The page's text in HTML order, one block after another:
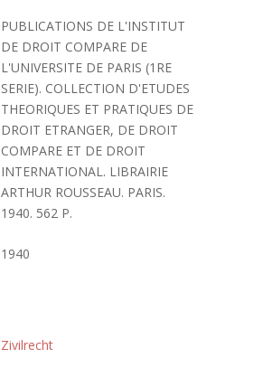
PUBLICATIONS DE L'INSTITUT
DE DROIT COMPARE DE
L'UNIVERSITE DE PARIS (1RE
SERIE). COLLECTION D'ETUDES
THEORIQUES ET PRATIQUES DE
DROIT ETRANGER, DE DROIT
COMPARE ET DE DROIT
INTERNATIONAL. LIBRAIRIE
ARTHUR ROUSSEAU. PARIS.
1940. 562 P.
1940
Zivilrecht